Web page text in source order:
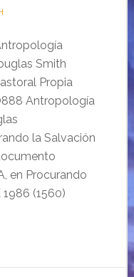
Smith
Propia
Antropología
la Salvación
en Procurando
(1560)